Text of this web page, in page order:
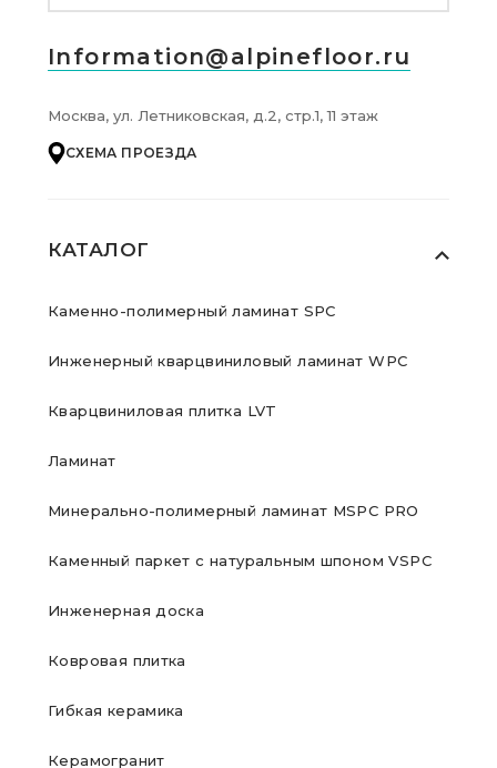
КАТАЛОГ
Каменно-полимерный ламинат SPC
Инженерный кварцвиниловый ламинат WPC
Кварцвиниловая плитка LVT
Ламинат
Минерально-полимерный ламинат MSPC PRO
Каменный паркет с натуральным шпоном VSPC
Инженерная доска
Ковровая плитка
Гибкая керамика
Керамогранит
Information@alpinefloor.ru
Москва, ул. Летниковская, д.2, стр.1, 11 этаж
СХЕМА ПРОЕЗДА